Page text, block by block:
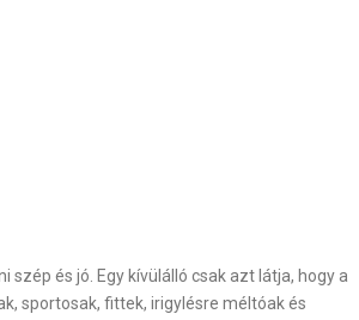
szép és jó. Egy kívülálló csak azt látja, hogy a
sportosak, fittek, irigylésre méltóak és